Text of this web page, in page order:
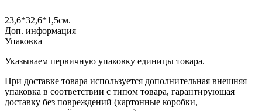
23,6*32,6*1,5см.
Доп. информация
Упаковка
Указываем первичную упаковку единицы товара.
При доставке товара используется дополнительная внешняя
упаковка в соответствии с типом товара, гарантирующая
доставку без повреждений (картонные коробки,